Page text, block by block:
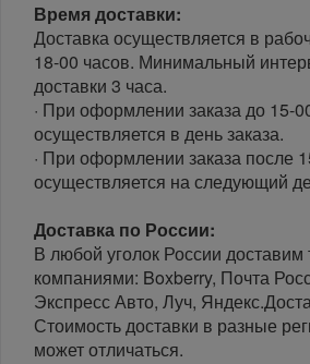
Время доставки:
Доставка осуществляется в
18-00 часов. Минимальный
доставки 3 часа.
· При оформлении заказа до 15-
осуществляется в день заказа.
· При оформлении заказа после
осуществляется на следующий
Доставка по России:
В любой уголок России
компаниями: Boxberry, Почта
Экспресс Авто, Луч,
Стоимость доставки в разные
может отличаться.